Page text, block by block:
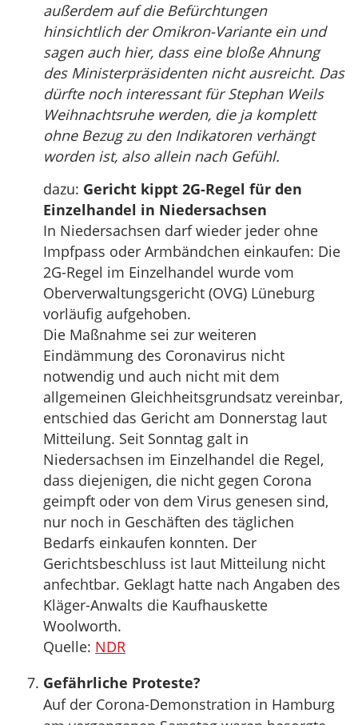
außerdem auf die Befürchtungen
hinsichtlich der Omikron-Variante ein und
sagen auch hier, dass eine bloße Ahnung
des Ministerpräsidenten nicht ausreicht. Das
dürfte noch interessant für Stephan Weils
Weihnachtsruhe werden, die ja komplett
ohne Bezug zu den Indikatoren verhängt
worden ist, also allein nach Gefühl.
dazu: Gericht kippt 2G-Regel für den
Einzelhandel in Niedersachsen
In Niedersachsen darf wieder jeder ohne
Impfpass oder Armbändchen einkaufen: Die
2G-Regel im Einzelhandel wurde vom
Oberverwaltungsgericht (OVG) Lüneburg
vorläufig aufgehoben.
Die Maßnahme sei zur weiteren
Eindämmung des Coronavirus nicht
notwendig und auch nicht mit dem
allgemeinen Gleichheitsgrundsatz vereinbar,
entschied das Gericht am Donnerstag laut
Mitteilung. Seit Sonntag galt in
Niedersachsen im Einzelhandel die Regel,
dass diejenigen, die nicht gegen Corona
geimpft oder von dem Virus genesen sind,
nur noch in Geschäften des täglichen
Bedarfs einkaufen konnten. Der
Gerichtsbeschluss ist laut Mitteilung nicht
anfechtbar. Geklagt hatte nach Angaben des
Kläger-Anwalts die Kaufhauskette
Woolworth.
Quelle: NDR
Gefährliche Proteste?
Auf der Corona-Demonstration in Hamburg